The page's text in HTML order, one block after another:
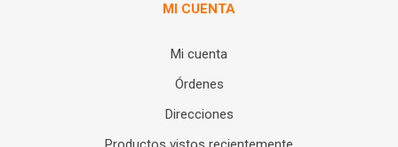
MI CUENTA
Mi cuenta
Órdenes
Direcciones